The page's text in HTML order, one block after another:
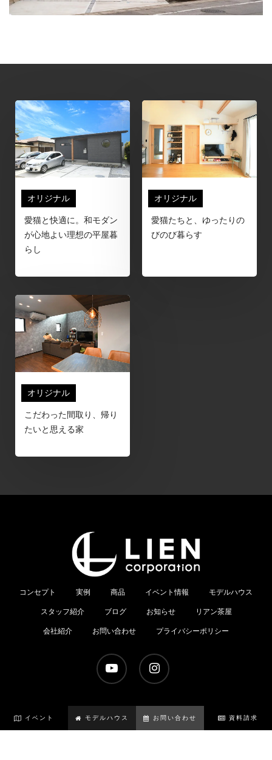
イベント モデルハウス お問い合わせ 資料請求
オリジナル
愛猫と快適に。和モダン
が心地よい理想の平屋暮
らし
オリジナル
愛猫たちと、ゆったりの
びのび暮らす
オリジナル
こだわった間取り、帰り
たいと思える家
コンセプト 実例 商品 イベント情報 モデルハウス
スタッフ紹介 ブログ お知らせ リアン茶屋
会社紹介 お問い合わせ プライバシーポリシー
youtube instagram
© 2026 栃木の新築マイホームはリアンコーポレーション.